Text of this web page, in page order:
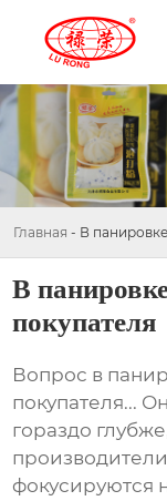
Главная - В
В
покупателя
Вопрос в
покупателя...
гораздо
фокусируются